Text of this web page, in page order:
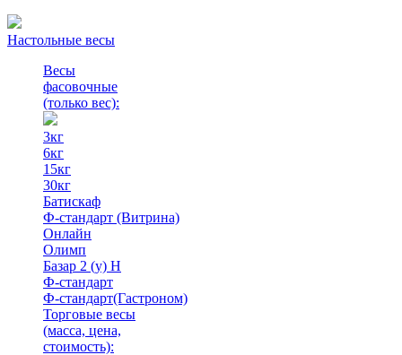
Настольные весы
Весы
фасовочные
(только вес):
3кг
6кг
15кг
30кг
Батискаф
Ф-стандарт (Витрина)
Онлайн
Олимп
Базар 2 (у) Н
Ф-стандарт
Ф-стандарт(Гастроном)
Торговые весы
(масса, цена,
стоимость):